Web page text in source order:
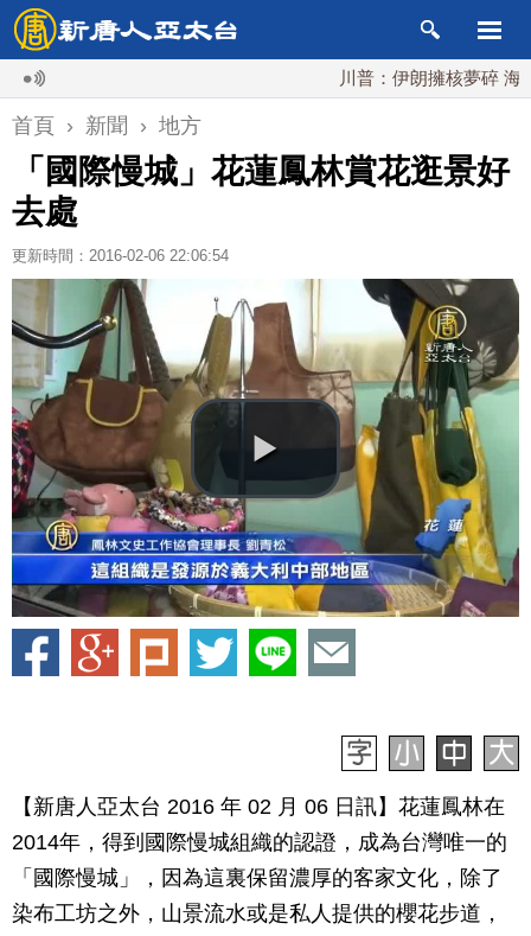
川普：伊朗擁核夢碎 海峽即將
首頁 › 新聞 › 地方
「國際慢城」花蓮鳳林賞花逛景好
去處
更新時間：2016-02-06 22:06:54
【新唐人亞太台 2016 年 02 月 06 日訊】花蓮鳳林在
2014年，得到國際慢城組織的認證，成為台灣唯一的
「國際慢城」，因為這裏保留濃厚的客家文化，除了
染布工坊之外，山景流水或是私人提供的櫻花步道，